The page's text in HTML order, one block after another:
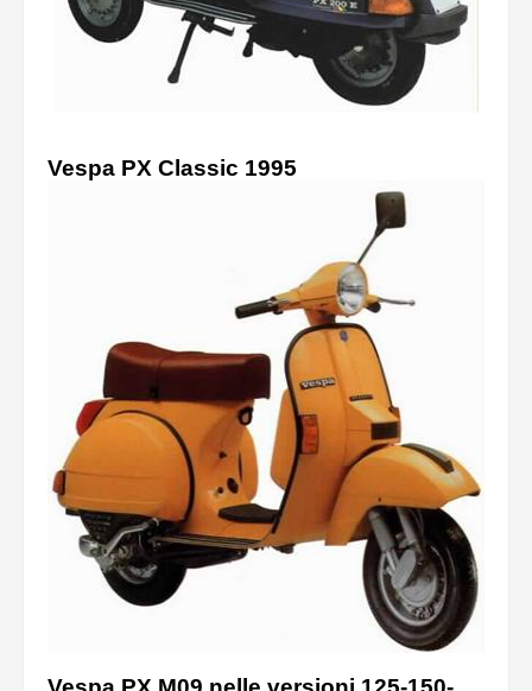
Vespa PX Classic 1995